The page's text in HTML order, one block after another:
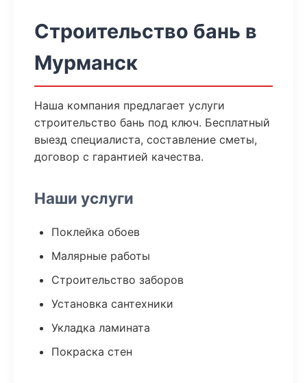
Строительство бань в
Мурманск
Наша компания предлагает услуги
строительство бань под ключ. Бесплатный
выезд специалиста, составление сметы,
договор с гарантией качества.
Наши услуги
Поклейка обоев
Малярные работы
Строительство заборов
Установка сантехники
Укладка ламината
Покраска стен